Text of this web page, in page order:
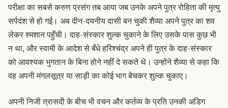
परीक्षा का सबसे करुण प्रसंग तब आया जब उनके अपने पुत्र रोहिता की मृत्यु
सर्पदंश से हो गई। अब दीन-दयनीय दासी बन चुकी शैव्या अपने पुत्र का शव
लेकर श्मशान पहुँची। दाह-संस्कार शुल्क चुकाने के लिए उसके पास कुछ भी
न था, और स्वामी के आदेश से बँधे हरिश्चंद्र अपने ही पुत्र के दाह-संस्कार
को आवश्यक भुगतान के बिना होने नहीं दे सकते थे। उन्होंने शैव्या से कहा कि
वह अपनी मंगलसूत्र या साड़ी का कोई भाग बेचकर शुल्क चुकाए।
अपनी निजी त्रासदी के बीच भी वचन और कर्तव्य के प्रति उनकी अडिग